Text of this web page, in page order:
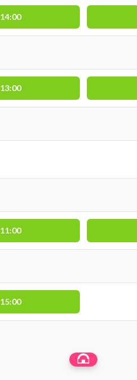
14:00
13:00
11:00
15:00